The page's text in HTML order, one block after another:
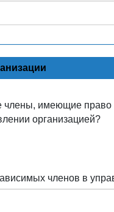
члены, имеющие
организацией?
членов в